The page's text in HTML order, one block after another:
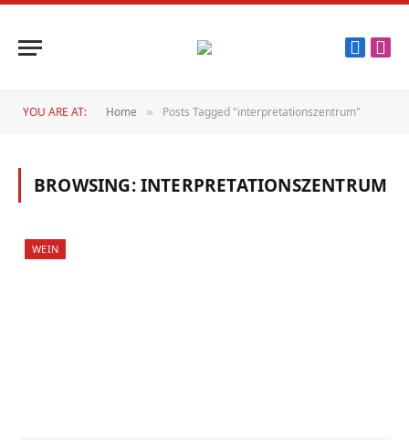
YOU ARE AT: Home » Posts Tagged "interpretationszentrum"
BROWSING:INTERPRETATIONSZENTRUM
WEIN